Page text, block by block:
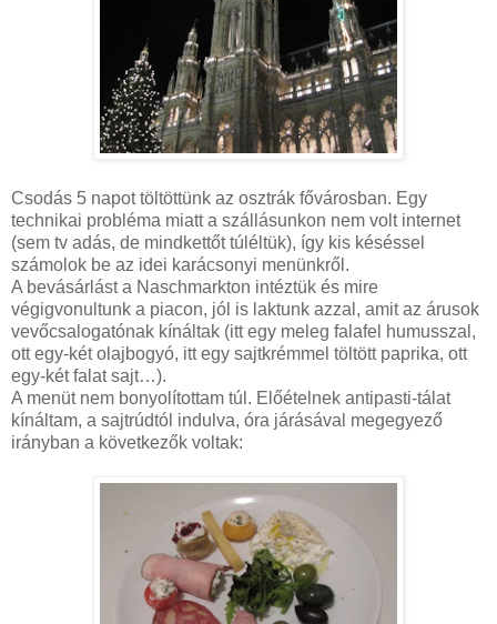
Csodás 5 napot töltöttünk az osztrák fővárosban. Egy
technikai probléma miatt a szállásunkon nem volt internet
(sem tv adás, de mindkettőt túléltük), így kis késéssel
számolok be az idei karácsonyi menünkről.
A bevásárlást a Naschmarkton intéztük és mire
végigvonultunk a piacon, jól is laktunk azzal, amit az árusok
vevőcsalogatónak kínáltak (itt egy meleg falafel humusszal,
ott egy-két olajbogyó, itt egy sajtkrémmel töltött paprika, ott
egy-két falat sajt…).
A menüt nem bonyolítottam túl. Előételnek antipasti-tálat
kínáltam, a sajtrúdtól indulva, óra járásával megegyező
irányban a következők voltak: